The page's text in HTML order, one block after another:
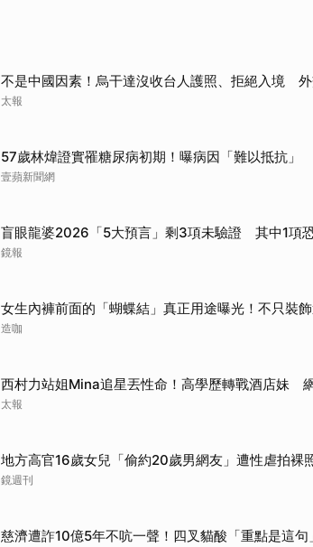
不是中國因素！烏干達沒收台人護照、拒絕入境
太報
57歲林煒證實罹糖尿病初期！曝病因「難以抵抗」
壹蘋新聞網
盲眼龍婆2026「5大預言」剩3項未驗證 其中1項
鏡報
女生內褲前面的「蝴蝶結」真正用途曝光！不只裝
造咖
西村力站姐Mina追星丟性命！高學歷轉戰酒店妹
太報
地方高官16歲女兒「偷約20歲男網友」遭性虐拍
鏡週刊
慈濟遭詐10億5年不吭一聲！四叉貓酸「重點是這